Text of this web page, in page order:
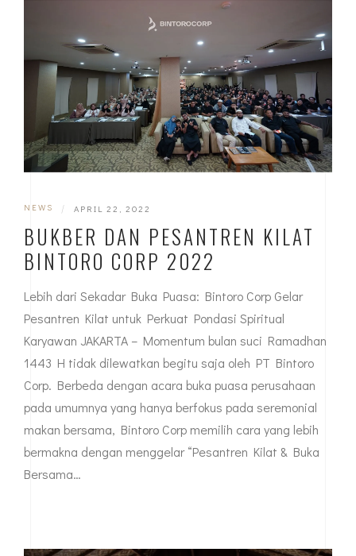
NEWS | APRIL 22, 2022
BUKBER DAN PESANTREN KILAT
BINTORO CORP 2022
Lebih dari Sekadar Buka Puasa: Bintoro Corp Gelar
Pesantren Kilat untuk Perkuat Pondasi Spiritual
Karyawan JAKARTA – Momentum bulan suci Ramadhan
1443 H tidak dilewatkan begitu saja oleh PT Bintoro
Corp. Berbeda dengan acara buka puasa perusahaan
pada umumnya yang hanya berfokus pada seremonial
makan bersama, Bintoro Corp memilih cara yang lebih
bermakna dengan menggelar “Pesantren Kilat & Buka
Bersama…